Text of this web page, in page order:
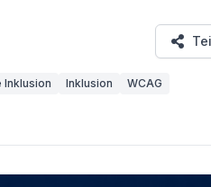
Inklusion Inklusion
WCAG